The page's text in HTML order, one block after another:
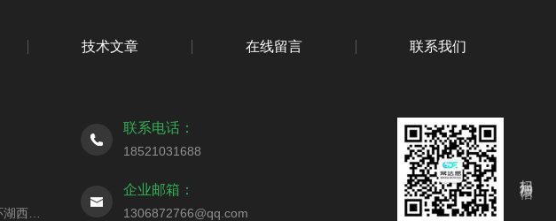
技术文章 在线留言 联系我们
联系电话：
18521031688
企业邮箱：
1306872766@qq.com